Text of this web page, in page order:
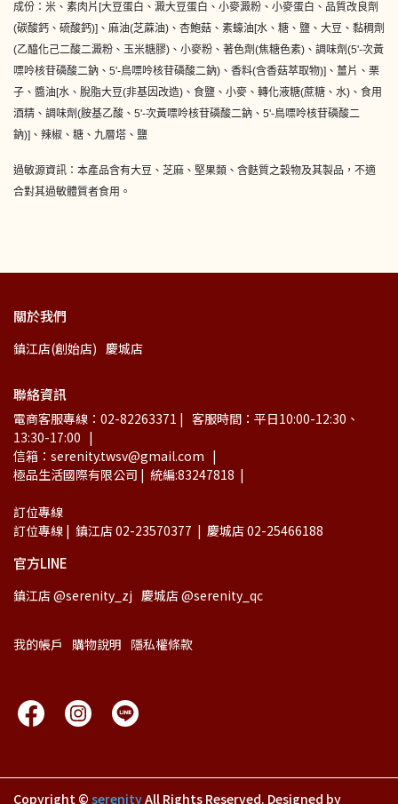
成份：米、素肉片[大豆蛋白、澱大豆蛋白、小麥澱粉、小麥蛋白、品質改良劑
(碳酸鈣、硫酸鈣)]、麻油(芝蔴油)、杏鮑菇、素蠔油[水、糖、鹽、大豆、黏稠劑
(乙醯化己二酸二澱粉、玉米糖膠)、小麥粉、著色劑(焦糖色素)、調味劑(5'-次黃
嘌呤核苷磷酸二鈉、5'-鳥嘌呤核苷磷酸二鈉)、香料(含香菇萃取物)]、薑片、栗
子、醬油[水、脫脂大豆(非基因改造)、食鹽、小麥、轉化液糖(蔗糖、水)、食用
酒精、調味劑(胺基乙酸、5'-次黃嘌呤核苷磷酸二鈉、5'-鳥嘌呤核苷磷酸二
鈉)]、辣椒、糖、九層塔、鹽
過敏源資訊：本產品含有大豆、芝麻、堅果類、含麩質之穀物及其製品，不適
合對其過敏體質者食用。
關於我們
鎮江店(創始店) 慶城店
聯絡資訊
電商客服專線：02-82263371 |   客服時間：平日10:00-12:30、
13:30-17:00   |
信箱：serenity.twsv@gmail.com   |
極品生活國際有限公司 |  統編:83247818  |
訂位專線
訂位專線 |  鎮江店 02-23570377  |  慶城店 02-25466188
官方LINE
鎮江店 @serenity_zj 慶城店 @serenity_qc
我的帳戶 購物說明 隱私權條款
Copyright © serenityAll Rights Reserved. Designed by